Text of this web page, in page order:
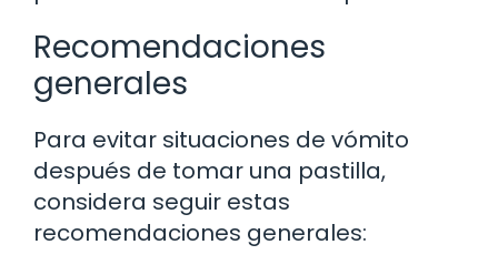
Recomendaciones
generales
Para evitar situaciones de vómito
después de tomar una pastilla,
considera seguir estas
recomendaciones generales: